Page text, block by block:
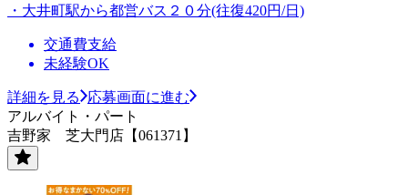
・大井町駅から都営バス２０分(往復420円/日)
交通費支給
未経験OK
詳細を見る
応募画面に進む
アルバイト・パート
吉野家 芝大門店【061371】